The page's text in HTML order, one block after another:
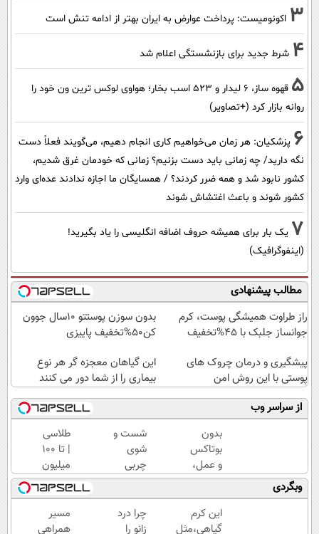
3 اکونومیست: پرداخت عوارض به ایران بهتر از ادامه تنش است
4 شرط جدید برای بازنشستگی اعلام شد
5
قهوه ساز، 6 لیدار و 523 اسب بخار؛ هواوی لوکس ترین ون خود را
روانه بازار کرد (+تصاویر)
6 پزشکیان: هر زمان می‌خواهیم کاری انجام دهیم، می‌گویند فعلاً دست
نگه دارید/ چه زمانی باید دست بزنیم؟ زمانی که خودمان غرق شدیم،
کشور نابود شد و همه ضرر کردند؟ / همسایگان ما اجازه ندادند عده‌ای وارد
کشور شوند و باعث اغتشاش شوند
7 یک بار برای همیشه حروف اضافه انگلیسی را یاد بگیرید!
(اینفوگرافیک)
مطالب پیشنهادی
راز طراوت همیشگی پوست، کرم
جوانساز جلبک با 45%تخفیف
بدون سوزن پوستتو 10سال جوون
کن50%تخفیف پاییزی
پیشگیری و درمان چروک های
پوستی با این روش امن
این گیاهان معجزه گر هر نوع
بیماری را از شما دور می کنند
از سراسر وب
بدون
بوتاکس
و عمل،
با این
کرم
جلبک،
پوستت
شست و
شوی
چربی
های کبد
با
نوشیدنی
گیاهی(55%تخفیف)
طلاسی
| تا 100
میلیون
وام
آنی
خرید
طلا💰
وبگردی
این کرم
گیاهی،مثل
چرا درد
زانو را
مسیر
همراهی